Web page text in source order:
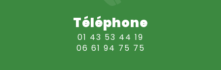
Téléphone
01 43 53 44 19
06 61 94 75 75